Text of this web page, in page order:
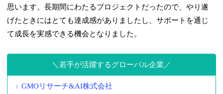
思います。長期間にわたるプロジェクトだったので、やり遂
げたときにはとても達成感がありましたし、サポートを通じ
て成長を実感できる機会となりました。
若手が活躍するグローバル企業
GMOリサーチ&AI株式会社